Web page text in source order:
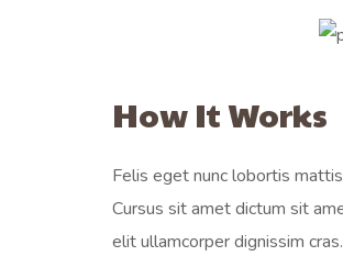
How It Works
Felis eget nunc lobortis
Cursus sit amet dictum sit
elit ullamcorper dignissim